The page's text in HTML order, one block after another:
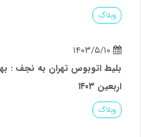
وبلاگ
۱۴۰۳/۵/۱۰
بلیط اتوبوس تهران به نجف :
اربعین ۱۴۰۳
وبلاگ